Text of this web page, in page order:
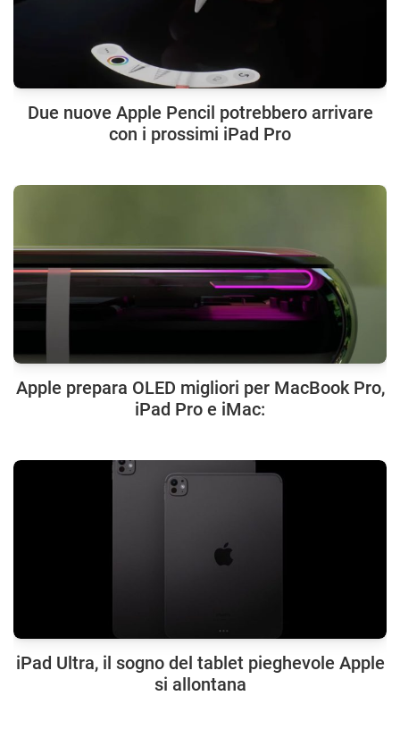
Due nuove Apple Pencil potrebbero arrivare
con i prossimi iPad Pro
Apple prepara OLED migliori per MacBook Pro,
iPad Pro e iMac:
iPad Ultra, il sogno del tablet pieghevole Apple
si allontana